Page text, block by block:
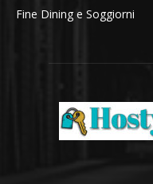
Fine Dining e Soggiorni